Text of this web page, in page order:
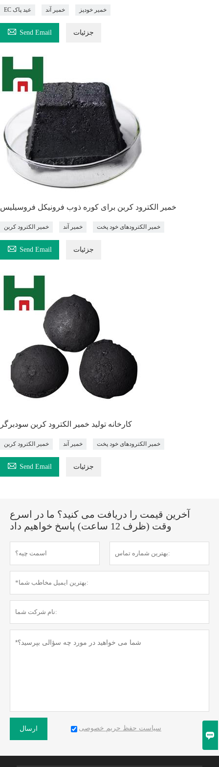
EC عید پاک خمیر آند خمیر خودپز
 Send Email جزئیات
خمیر الکترود کربن برای کوره ذوب فرونیکل فروسیلیس
خمیر الکترود کربن خمیر آند خمیر الکترودهای خود پخت
 Send Email جزئیات
کارخانه تولید خمیر الکترود کربن سودبرگر
خمیر الکترود کربن خمیر آند خمیر الکترودهای خود پخت
 Send Email جزئیات
آخرین قیمت را دریافت می کنید؟ ما در اسرع
وقت (ظرف 12 ساعت) پاسخ خواهیم داد
ارسال سیاست حفظ حریم خصوصی
